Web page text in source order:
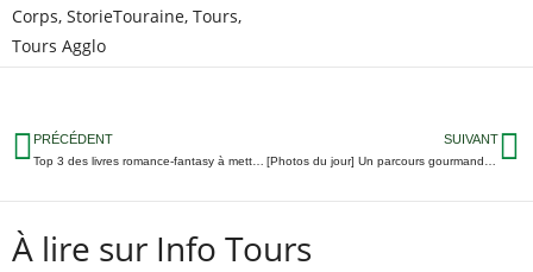
Corps, StorieTouraine, Tours,
Tours Agglo
PRÉCÉDENT SUIVANT
À lire sur Info Tours